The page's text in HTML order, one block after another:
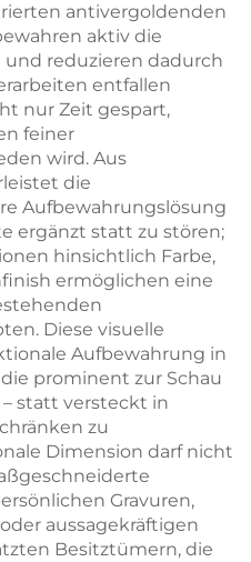
antivergoldenden
aktiv die
reduzieren dadurch
entfallen
nur Zeit gespart,
feiner
wird. Aus
die
Aufbewahrungslösung
ergänzt statt zu stören;
hinsichtlich Farbe,
ermöglichen eine
Diese visuelle
Aufbewahrung in
prominent zur Schau
statt versteckt in
zu
Dimension darf nicht
Gravuren,
aussagekräftigen
Besitztümern, die